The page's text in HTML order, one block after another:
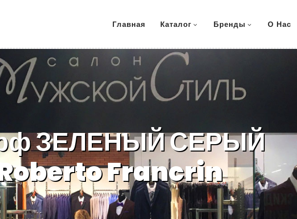
Главная Каталог Бренды О Нас
ЗЕЛЕНЫЙ СЕРЫЙ
Francrin